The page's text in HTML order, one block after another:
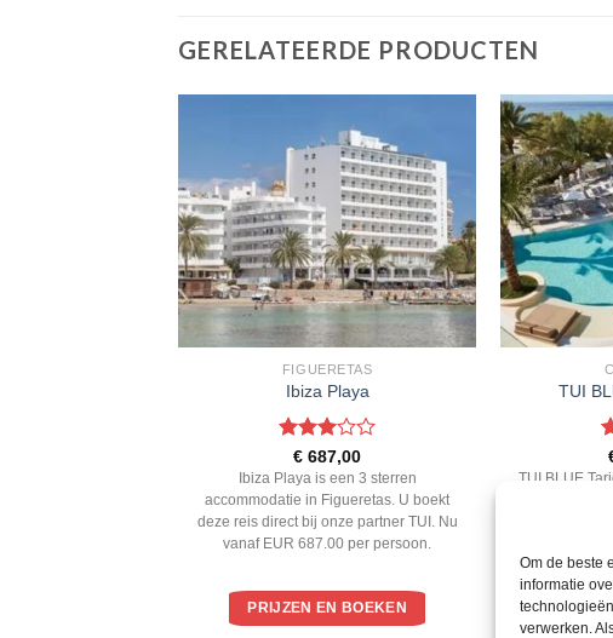
Om de beste
informatie
verwerken.
GERELATEERDE PRODUCTEN
FIGUERETAS
Ibiza Playa
Gewaardeerd
3uit 5
€ 687,00
Ibiza Playa is een 3 sterren
accommodatie in Figueretas. U boekt
deze reis direct bij onze partner TUI. Nu
vanaf EUR 687.00 per persoon.
PRIJZEN EN BOEKEN
TUI
4
TUI BLUE
deze reis